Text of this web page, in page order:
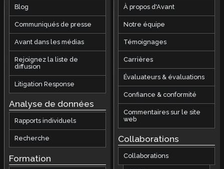
Blog
Communiqués de presse
Avant dans les médias
Rejoignez la liste de
diffusion
Litigation Response
Analyse de données
Rapports individuels
Recherche
Formation
À propos d'Avant
Notre équipe
Témoignages
Carrières
Évaluateurs & évaluations
Confiance & conformité
Commentaires sur le site
web
Collaborations
Collaborations